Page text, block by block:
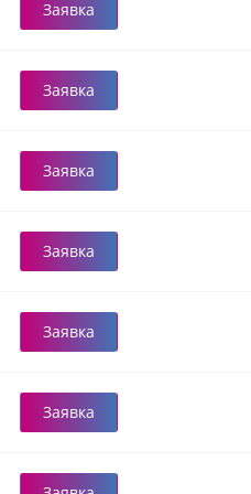
Заявка
Заявка
Заявка
Заявка
Заявка
Заявка